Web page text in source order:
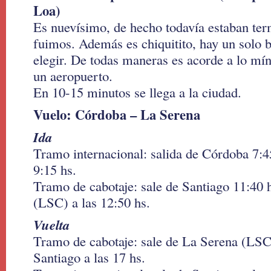
Loa)
Es nuevísimo, de hecho todavía estaban
fuimos. Además es chiquitito, hay un solo
elegir. De todas maneras es acorde a lo
un aeropuerto.
En 10-15 minutos se llega a la ciudad.
Vuelo: Córdoba – La Serena
Ida
Tramo internacional: salida de Córdoba
9:15 hs.
Tramo de cabotaje: sale de Santiago 11:40
(LSC) a las 12:50 hs.
Vuelta
Tramo de cabotaje: sale de La Serena
Santiago a las 17 hs.